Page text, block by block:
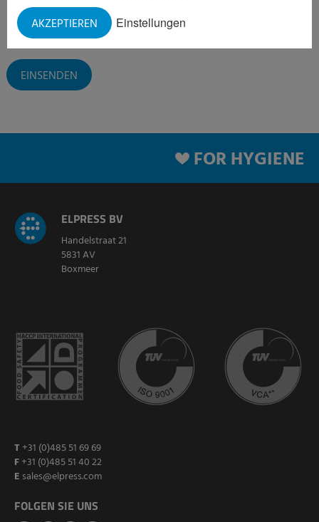
Einstellungen
AKZEPTIEREN
Ja, ich möchte den Newsletter erhalten
Ja, ich stimme der
FOR HYGIENE
ELPRESS BV
Handelstraat 21
5831 AV
Boxmeer
T +31 (0)485 51 69 69
F+31 (0)485 51 40 22
E sales@elpress.com
FOLGEN SIE UNS